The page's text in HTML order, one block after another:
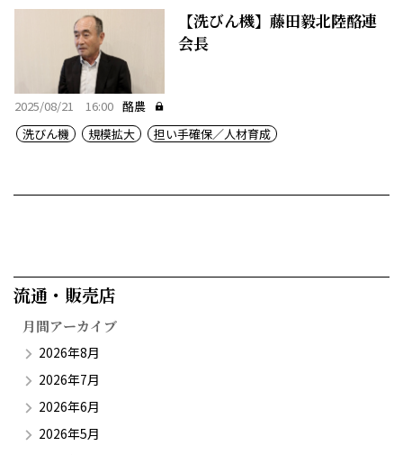
【洗びん機】藤田毅北陸酪連
会長
2025/08/21 16:00 酪農
洗びん機
規模拡大 担い手確保／人材育成
流通・販売店​
月間アーカイブ
2026年8月
2026年7月
2026年6月
2026年5月